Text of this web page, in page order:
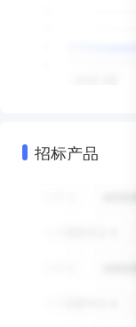
招标产品